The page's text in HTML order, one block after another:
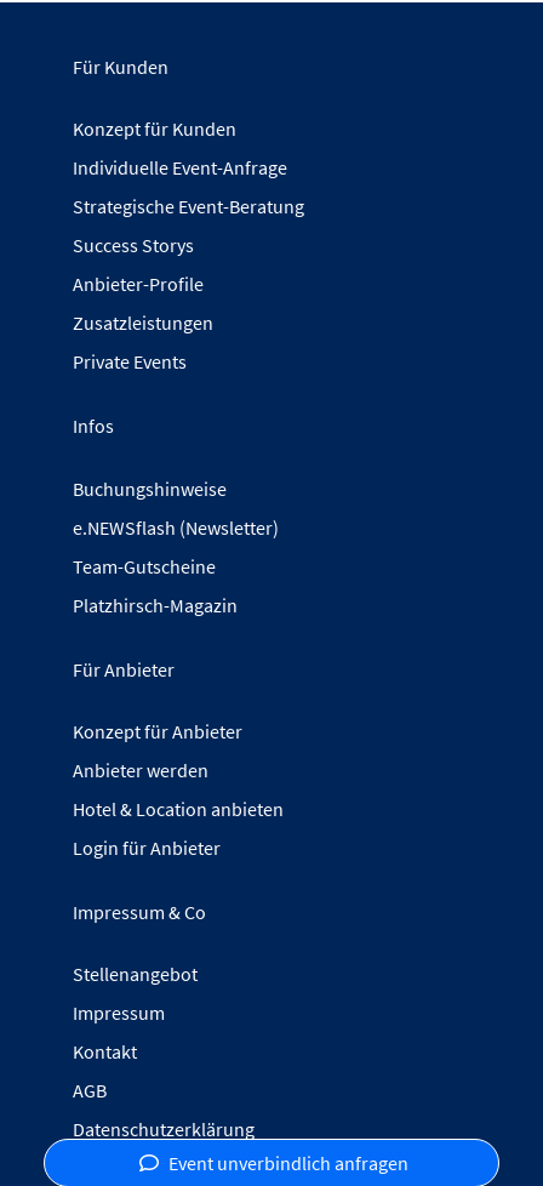
Event unverbindlich anfragen
Für Kunden
Konzept für Kunden
Individuelle Event-Anfrage
Strategische Event-Beratung
Success Storys
Anbieter-Profile
Zusatzleistungen
Private Events
Infos
Buchungshinweise
e.NEWSflash (Newsletter)
Team-Gutscheine
Platzhirsch-Magazin
Für Anbieter
Konzept für Anbieter
Anbieter werden
Hotel & Location anbieten
Login für Anbieter
Impressum & Co
Stellenangebot
Impressum
Kontakt
AGB
Datenschutzerklärung
Inhalte melden